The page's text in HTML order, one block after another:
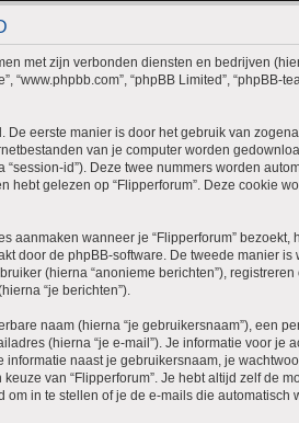
met zijn verbonden diensten en bedrijven
“www.phpbb.com”, “phpBB Limited”,
eerste manier is door het gebruik van
van je computer worden
“session-id”). Deze twee nummers worden
hebt gelezen op “Flipperforum”. Deze cookie
aanmaken wanneer je “Flipperforum”
door de phpBB-software. De tweede manier
(hierna “anonieme berichten”),
“je berichten”).
naam (hierna “je gebruikersnaam”), een
(hierna “je e-mail”). Je informatie voor je
informatie naast je gebruikersnaam, je
van “Flipperforum”. Je hebt altijd zelf
in te stellen of je de e-mails die